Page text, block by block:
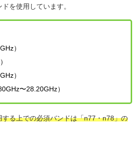
を使用しています。
）
）
〜28.20GHz）
する上での必須バンドは「n77・n78」の